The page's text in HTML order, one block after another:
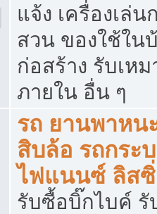
แจ้ง เครื่องเล่น
สวน ของใช้ใน
ก่อสร้าง รับเห
ภายใน อื่น ๆ
รถ ยานพาหน
สิบล้อ รถกระ
ไฟแนนซ์ ลิส
รับซื้อบิ๊กไบค์